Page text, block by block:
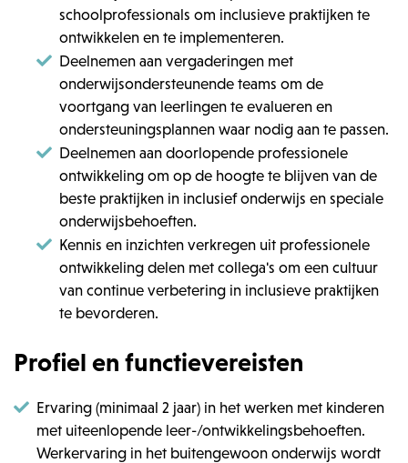
schoolprofessionals om inclusieve praktijken te
ontwikkelen en te implementeren.
Deelnemen aan vergaderingen met
onderwijsondersteunende teams om de
voortgang van leerlingen te evalueren en
ondersteuningsplannen waar nodig aan te passen.
Deelnemen aan doorlopende professionele
ontwikkeling om op de hoogte te blijven van de
beste praktijken in inclusief onderwijs en speciale
onderwijsbehoeften.
Kennis en inzichten verkregen uit professionele
ontwikkeling delen met collega's om een cultuur
van continue verbetering in inclusieve praktijken
te bevorderen.
Profiel en functievereisten
Ervaring (minimaal 2 jaar) in het werken met kinderen
met uiteenlopende leer-/ontwikkelingsbehoeften.
Werkervaring in het buitengewoon onderwijs wordt